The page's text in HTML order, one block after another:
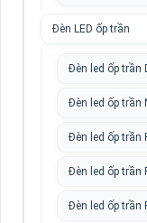
Đèn LED ốp trần
Đèn led ốp trần
Đèn led ốp trần
Đèn led ốp trần
Đèn led ốp trần
Đèn led ốp trần